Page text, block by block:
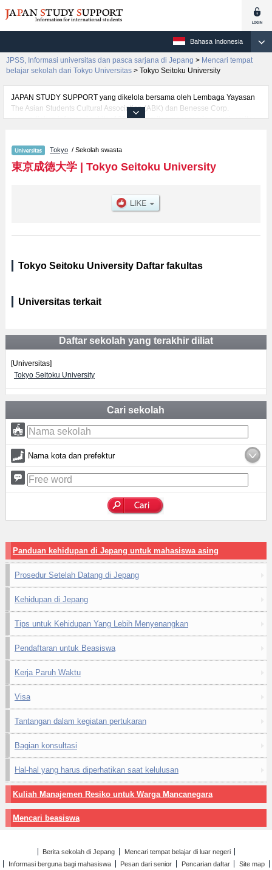
Bahasa Indonesia
JPSS, Informasi universitas dan pasca sarjana di Jepang > Mencari tempat
belajar sekolah dari Tokyo Universitas > Tokyo Seitoku University
JAPAN STUDY SUPPORT yang dikelola bersama oleh Lembaga Yayasan
The Asian Students Cultural Association (ABK) dan Benesse Corp.
menyediakan informasi sekitar 1300 universitas, pascasarjana, universitas
informasi per fakultas seperti , serta berbagai informasi yang berguna bagi
mahasiswa(i) mancanegara seperti kuota untuk jumlah pendaftar dan
jumlah kelulusan ujian masuk mahasiswa(i) mancanegara, informasi
Tokyo / Sekolah swasta
東京成徳大学| Tokyo Seitoku University
Tokyo Seitoku University Daftar fakultas
Universitas terkait
Daftar sekolah yang terakhir diliat
[Universitas]
Tokyo Seitoku University
Cari sekolah
Nama kota dan prefektur
Panduan kehidupan di Jepang untuk mahasiswa asing
Prosedur Setelah Datang di Jepang
Kehidupan di Jepang
Tips untuk Kehidupan Yang Lebih Menyenangkan
Pendaftaran untuk Beasiswa
Kerja Paruh Waktu
Visa
Tantangan dalam kegiatan pertukaran
Bagian konsultasi
Hal-hal yang harus diperhatikan saat kelulusan
Kuliah Manajemen Resiko untuk Warga Mancanegara
Mencari beasiswa
Berita sekolah di Jepang
Mencari tempat belajar di luar negeri
Informasi berguna bagi mahasiswa
Pesan dari senior Pencarian daftar
Site map